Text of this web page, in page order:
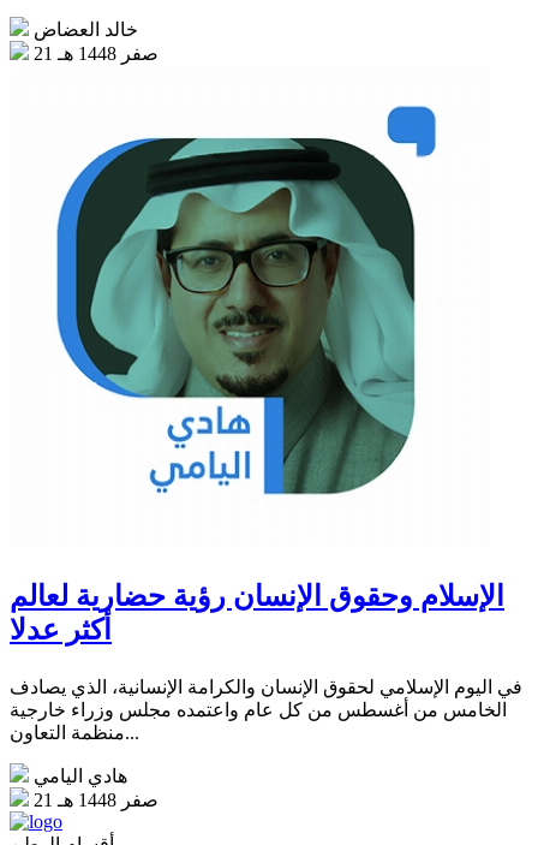
خالد العضاض
21 صفر 1448 هـ
الإسلام وحقوق الإنسان رؤية حضارية لعالم
أكثر عدلا
في اليوم الإسلامي لحقوق الإنسان والكرامة الإنسانية، الذي يصادف
الخامس من أغسطس من كل عام واعتمده مجلس وزراء خارجية
منظمة التعاون...
هادي اليامي
21 صفر 1448 هـ